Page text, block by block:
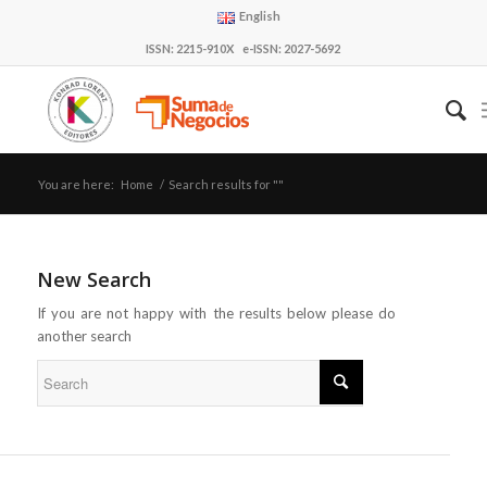
English
ISSN: 2215-910X e-ISSN: 2027-5692
You are here: Home / Search results for ""
New Search
If you are not happy with the results below please do
another search